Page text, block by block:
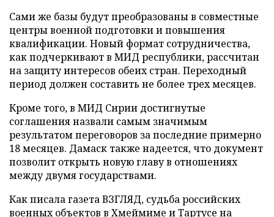
Сами же базы будут преобразованы в совместные
центры военной подготовки и повышения
квалификации. Новый формат сотрудничества,
как подчеркивают в МИД республики, рассчитан
на защиту интересов обеих стран. Переходный
период должен составить не более трех месяцев.
Кроме того, в МИД Сирии достигнутые
соглашения назвали самым значимым
результатом переговоров за последние примерно
18 месяцев. Дамаск также надеется, что документ
позволит открыть новую главу в отношениях
между двумя государствами.
Как писала газета ВЗГЛЯД, судьба российских
военных объектов в Хмеймиме и Тартусе на